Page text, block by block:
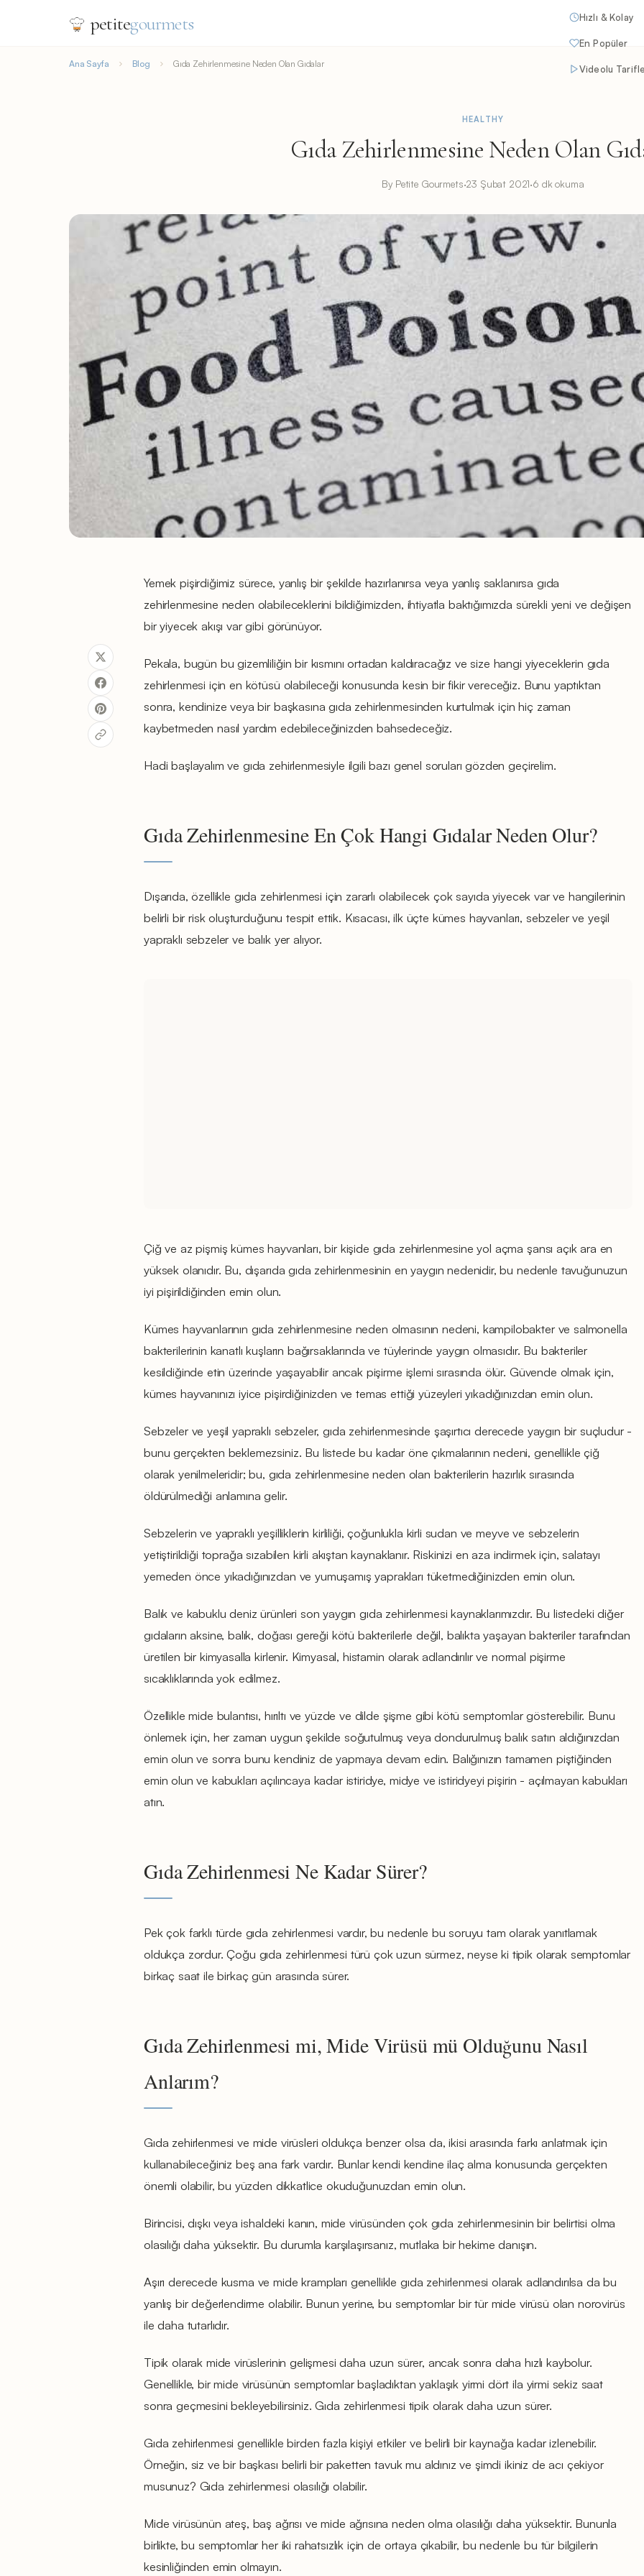
petitegourmets Hızlı & Kolay
En Popüler
Videolu
Ana Sayfa Blog Gıda Zehirlenmesine Neden Olan Gıdalar
HEALTHY
Gıda Zehirlenmesine Neden Olan
By Petite Gourmets·23 Şubat 2021·6 dk okuma
Yemek pişirdiğimiz sürece, yanlış bir şekilde hazırlanırsa veya yanlış saklanırsa gıda
zehirlenmesine neden olabileceklerini bildiğimizden, ihtiyatla baktığımızda sürekli yeni ve değişen
bir yiyecek akışı var gibi görünüyor.
Pekala, bugün bu gizemliliğin bir kısmını ortadan kaldıracağız ve size hangi yiyeceklerin gıda
zehirlenmesi için en kötüsü olabileceği konusunda kesin bir fikir vereceğiz. Bunu yaptıktan
sonra, kendinize veya bir başkasına gıda zehirlenmesinden kurtulmak için hiç zaman
kaybetmeden nasıl yardım edebileceğinizden bahsedeceğiz.
Hadi başlayalım ve gıda zehirlenmesiyle ilgili bazı genel soruları gözden geçirelim.
Gıda Zehirlenmesine En Çok Hangi Gıdalar Neden Olur?
Dışarıda, özellikle gıda zehirlenmesi için zararlı olabilecek çok sayıda yiyecek var ve hangilerinin
belirli bir risk oluşturduğunu tespit ettik. Kısacası, ilk üçte kümes hayvanları, sebzeler ve yeşil
yapraklı sebzeler ve balık yer alıyor.
Çiğ ve az pişmiş kümes hayvanları, bir kişide gıda zehirlenmesine yol açma şansı açık ara en
yüksek olanıdır. Bu, dışarıda gıda zehirlenmesinin en yaygın nedenidir, bu nedenle tavuğunuzun
iyi pişirildiğinden emin olun.
Kümes hayvanlarının gıda zehirlenmesine neden olmasının nedeni, kampilobakter ve salmonella
bakterilerinin kanatlı kuşların bağırsaklarında ve tüylerinde yaygın olmasıdır. Bu bakteriler
kesildiğinde etin üzerinde yaşayabilir ancak pişirme işlemi sırasında ölür. Güvende olmak için,
kümes hayvanınızı iyice pişirdiğinizden ve temas ettiği yüzeyleri yıkadığınızdan emin olun.
Sebzeler ve yeşil yapraklı sebzeler, gıda zehirlenmesinde şaşırtıcı derecede yaygın bir suçludur -
bunu gerçekten beklemezsiniz. Bu listede bu kadar öne çıkmalarının nedeni, genellikle çiğ
olarak yenilmeleridir; bu, gıda zehirlenmesine neden olan bakterilerin hazırlık sırasında
öldürülmediği anlamına gelir.
Sebzelerin ve yapraklı yeşilliklerin kirliliği, çoğunlukla kirli sudan ve meyve ve sebzelerin
yetiştirildiği toprağa sızabilen kirli akıştan kaynaklanır. Riskinizi en aza indirmek için, salatayı
yemeden önce yıkadığınızdan ve yumuşamış yaprakları tüketmediğinizden emin olun.
Balık ve kabuklu deniz ürünleri son yaygın gıda zehirlenmesi kaynaklarımızdır. Bu listedeki diğer
gıdaların aksine, balık, doğası gereği kötü bakterilerle değil, balıkta yaşayan bakteriler tarafından
üretilen bir kimyasalla kirlenir. Kimyasal, histamin olarak adlandırılır ve normal pişirme
sıcaklıklarında yok edilmez.
Özellikle mide bulantısı, hırıltı ve yüzde ve dilde şişme gibi kötü semptomlar gösterebilir. Bunu
önlemek için, her zaman uygun şekilde soğutulmuş veya dondurulmuş balık satın aldığınızdan
emin olun ve sonra bunu kendiniz de yapmaya devam edin. Balığınızın tamamen piştiğinden
emin olun ve kabukları açılıncaya kadar istiridye, midye ve istiridyeyi pişirin - açılmayan kabukları
atın.
Gıda Zehirlenmesi Ne Kadar Sürer?
Pek çok farklı türde gıda zehirlenmesi vardır, bu nedenle bu soruyu tam olarak yanıtlamak
oldukça zordur. Çoğu gıda zehirlenmesi türü çok uzun sürmez, neyse ki tipik olarak semptomlar
birkaç saat ile birkaç gün arasında sürer.
Gıda Zehirlenmesi mi, Mide Virüsü mü Olduğunu Nasıl
Anlarım?
Gıda zehirlenmesi ve mide virüsleri oldukça benzer olsa da, ikisi arasında farkı anlatmak için
kullanabileceğiniz beş ana fark vardır. Bunlar kendi kendine ilaç alma konusunda gerçekten
önemli olabilir, bu yüzden dikkatlice okuduğunuzdan emin olun.
Birincisi, dışkı veya ishaldeki kanın, mide virüsünden çok gıda zehirlenmesinin bir belirtisi olma
olasılığı daha yüksektir. Bu durumla karşılaşırsanız, mutlaka bir hekime danışın.
Aşırı derecede kusma ve mide krampları genellikle gıda zehirlenmesi olarak adlandırılsa da bu
yanlış bir değerlendirme olabilir. Bunun yerine, bu semptomlar bir tür mide virüsü olan norovirüs
ile daha tutarlıdır.
Tipik olarak mide virüslerinin gelişmesi daha uzun sürer, ancak sonra daha hızlı kaybolur.
Genellikle, bir mide virüsünün semptomlar başladıktan yaklaşık yirmi dört ila yirmi sekiz saat
sonra geçmesini bekleyebilirsiniz. Gıda zehirlenmesi tipik olarak daha uzun sürer.
Gıda zehirlenmesi genellikle birden fazla kişiyi etkiler ve belirli bir kaynağa kadar izlenebilir.
Örneğin, siz ve bir başkası belirli bir paketten tavuk mu aldınız ve şimdi ikiniz de acı çekiyor
musunuz? Gıda zehirlenmesi olasılığı olabilir.
Mide virüsünün ateş, baş ağrısı ve mide ağrısına neden olma olasılığı daha yüksektir. Bununla
birlikte, bu semptomlar her iki rahatsızlık için de ortaya çıkabilir, bu nedenle bu tür bilgilerin
kesinliğinden emin olmayın.